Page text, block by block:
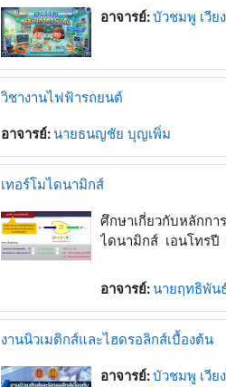
อาจารย์:บัวชมพู เวีย
วิชางานไฟฟ้ารถยนต์
อาจารย์:นายธนญชัย บุญเพิ่ม
เทอร์โมไดนามิกส์
ศึกษาเกี่ยวกับหลักก
ไดนามิกส์ เอนโทรปี
อาจารย์:นายฤทธิพัน
งานนิวเมติกส์และไฮดรอลิกส์เบื้องต้น
อาจารย์:บัวชมพู เวีย